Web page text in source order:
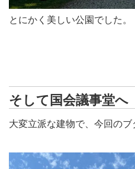
とにかく美しい公園でした。
そして国会議事堂へ
大変立派な建物で、今回のブ